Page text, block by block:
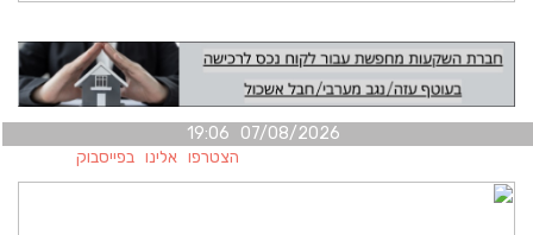
07/08/2026 19:06
הצטרפו אלינו בפייסבוק